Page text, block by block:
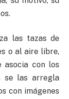
las tazas de
o al aire libre,
asocia con los
se las arregla
con imágenes